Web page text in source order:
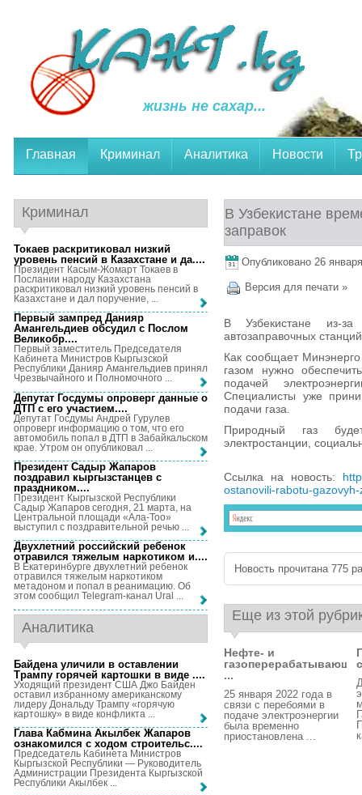
жизнь не сахар...
Главная Криминал Аналитика Новости
В Узбекистане
заправок
Опубликовано 26
Версия для печати »
В Узбекистане из-
автозаправочных
Как сообщает
газом нужно
подачей
Специалисты уже
подачи газа.
Природный газ
электростанции,
Ссылка на новость:
ostanovili-rabotu-
Новость прочитана 775
Еще из этой
Нефте- и
...
25 января 2022 года в
связи с перебоями в
подаче электроэнергии
была временно
приостановлена ...
Криминал
Токаев раскритиковал низкий
уровень пенсий в Казахстане и да....
Президент Касым-Жомарт Токаев в
Послании народу Казахстана
раскритиковал низкий уровень пенсий в
Казахстане и дал поручение, ...
Первый зампред Данияр
Амангельдиев обсудил с Послом
Великобр....
Первый заместитель Председателя
Кабинета Министров Кыргызской
Республики Данияр Амангельдиев принял
Чрезвычайного и Полномочного ...
Депутат Госдумы опроверг данные о
ДТП с его участием....
Депутат Госдумы Андрей Гурулев
опроверг информацию о том, что его
автомобиль попал в ДТП в Забайкальском
крае. Утром он опубликовал ...
Президент Садыр Жапаров
поздравил кыргызстанцев с
праздником....
Президент Кыргызской Республики
Садыр Жапаров сегодня, 21 марта, на
Центральной площади «Ала-Тоо»
выступил с поздравительной речью ...
Двухлетний российский ребенок
отравился тяжелым наркотиком и....
В Екатеринбурге двухлетний ребенок
отравился тяжелым наркотиком
метадоном и попал в реанимацию. Об
этом сообщил Telegram-канал Ural ...
Аналитика
Байдена уличили в оставлении
Трампу горячей картошки в виде ....
Уходящий президент США Джо Байден
оставил избранному американскому
лидеру Дональду Трампу «горячую
картошку» в виде конфликта ...
Глава Кабмина Акылбек Жапаров
ознакомился с ходом строительс....
Председатель Кабинета Министров
Кыргызской Республики — Руководитель
Администрации Президента Кыргызской
Республики Акылбек ...